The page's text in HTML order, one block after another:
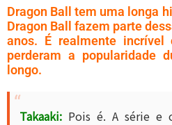
Dragon Ball tem uma longa
Dragon Ball fazem parte
anos. É realmente incrível
perderam a popularidade
longo.
Takaaki: Pois é. A série e